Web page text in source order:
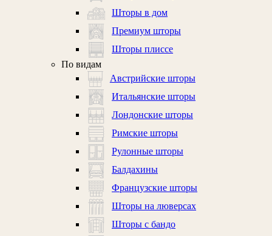
Шторы в дом
Премиум шторы
Шторы плиссе
По видам
Австрийские шторы
Итальянские шторы
Лондонские шторы
Римские шторы
Рулонные шторы
Балдахины
Французские шторы
Шторы на люверсах
Шторы с бандо